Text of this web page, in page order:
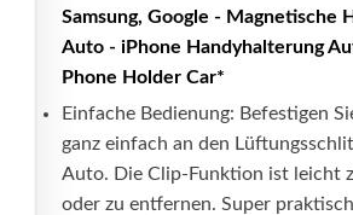
Samsung, Google - Magnetische
Auto - iPhone Handyhalterung
Phone Holder Car*
Einfache Bedienung: Befestigen
ganz einfach an den
Auto. Die Clip-Funktion ist leicht
oder zu entfernen. Super